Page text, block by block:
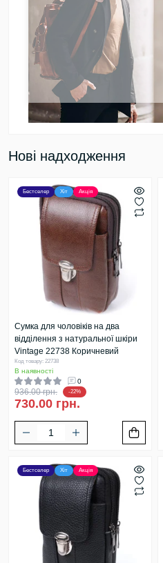
Нові надходження
Бестселер Хіт Акція
Сумка для чоловіків на два
відділення з натуральної шкіри
Vintage 22738 Коричневий
Код товару: 22738
В наявності
0
936.00 грн. -22%
730.00 грн.
Бестселер Хіт Акція